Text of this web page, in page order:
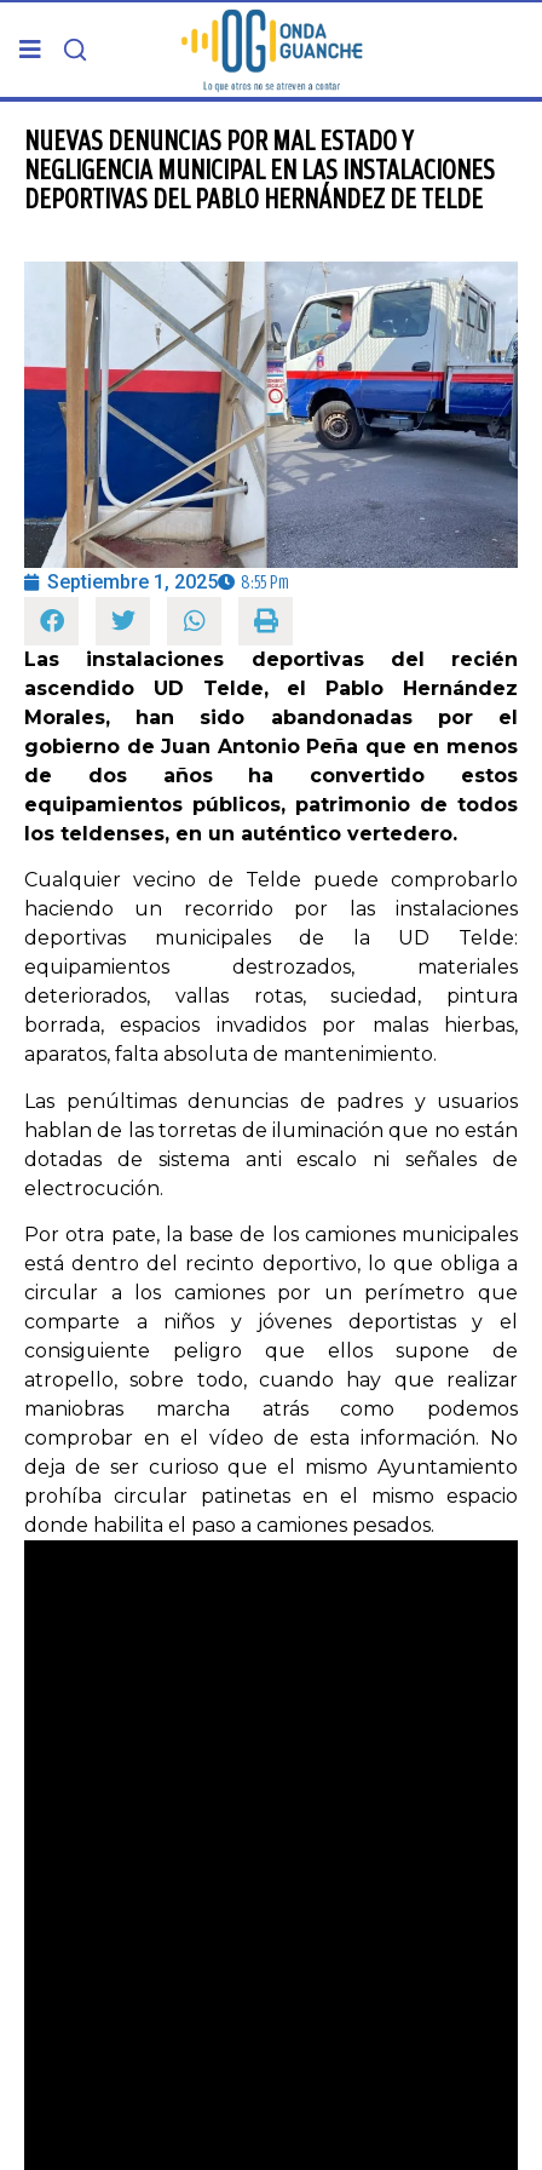
PORTADA
TELDE
GRAN CANARIA
CANARIAS
5ª COLUMNA
CARTAS DEL DIRECTOR
ENTREVISTAS
OPINIÓN
PROGRAMAS
NUEVAS DENUNCIAS POR MAL ESTADO Y
NEGLIGENCIA MUNICIPAL EN LAS INSTALACIONES
DEPORTIVAS DEL PABLO HERNÁNDEZ DE TELDE
Septiembre 1, 2025 8:55 Pm
Las instalaciones deportivas del recién
ascendido UD Telde, el Pablo Hernández
Morales, han sido abandonadas por el
gobierno de Juan Antonio Peña que en menos
de dos años ha convertido estos
equipamientos públicos, patrimonio de todos
los teldenses, en un auténtico vertedero.
Cualquier vecino de Telde puede comprobarlo
haciendo un recorrido por las instalaciones
deportivas municipales de la UD Telde:
equipamientos destrozados, materiales
deteriorados, vallas rotas, suciedad, pintura
borrada, espacios invadidos por malas hierbas,
aparatos, falta absoluta de mantenimiento.
Las penúltimas denuncias de padres y usuarios
hablan de las torretas de iluminación que no están
dotadas de sistema anti escalo ni señales de
electrocución.
Por otra pate, la base de los camiones municipales
está dentro del recinto deportivo, lo que obliga a
circular a los camiones por un perímetro que
comparte a niños y jóvenes deportistas y el
consiguiente peligro que ellos supone de
atropello, sobre todo, cuando hay que realizar
maniobras marcha atrás como podemos
comprobar en el vídeo de esta información. No
deja de ser curioso que el mismo Ayuntamiento
prohíba circular patinetas en el mismo espacio
donde habilita el paso a camiones pesados.